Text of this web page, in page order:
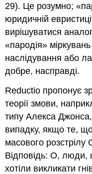
29). Це розумно;
юридичній
вирішуватися
«пародія»
наслідування або
добре, насправді.
Reductio пропонує
теорії змови,
типу Алекса
випадку, якщо те,
масового
Відповідь: О,
хотіли викликати